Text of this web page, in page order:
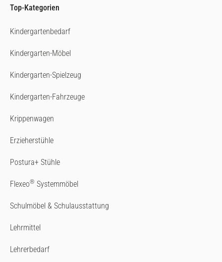
Top-Kategorien
Kindergartenbedarf
Kindergarten-Möbel
Kindergarten-Spielzeug
Kindergarten-Fahrzeuge
Krippenwagen
Erzieherstühle
Postura+ Stühle
Flexeo® Systemmöbel
Schulmöbel & Schulausstattung
Lehrmittel
Lehrerbedarf